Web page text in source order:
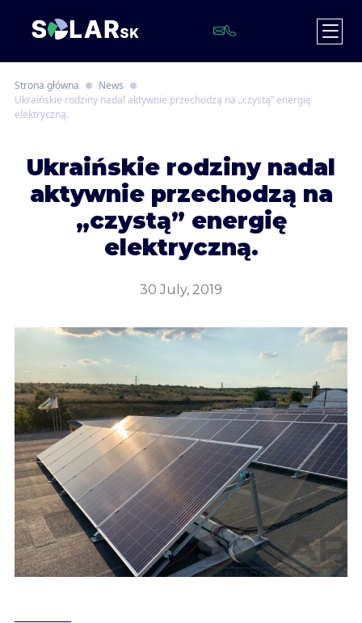
Strona główna
News
Ukraińskie rodziny nadal aktywnie przechodzą na „czystą” energię
elektryczną.
Ukraińskie rodziny nadal
aktywnie przechodzą na
„czystą” energię
elektryczną.
30 July, 2019